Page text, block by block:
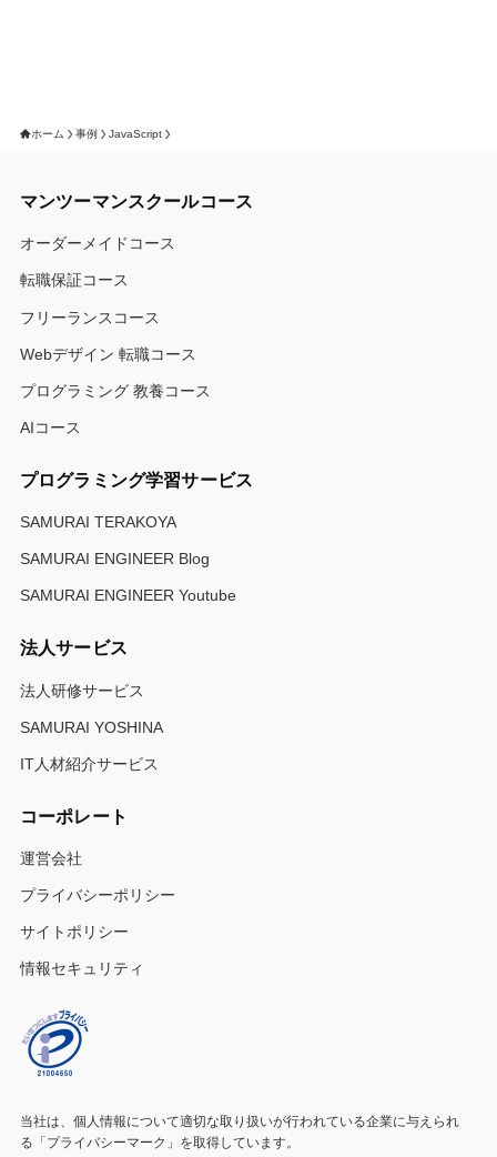
ホーム 事例 JavaScript
マンツーマンスクールコース
オーダーメイドコース
転職保証コース
フリーランスコース
Webデザイン 転職コース
プログラミング 教養コース
AIコース
プログラミング学習サービス
SAMURAI TERAKOYA
SAMURAI ENGINEER Blog
SAMURAI ENGINEER Youtube
法人サービス
法人研修サービス
SAMURAI YOSHINA
IT人材紹介サービス
コーポレート
運営会社
プライバシーポリシー
サイトポリシー
情報セキュリティ
当社は、個人情報について適切な取り扱いが行われている企業に与えられ
る「プライバシーマーク」を取得しています。